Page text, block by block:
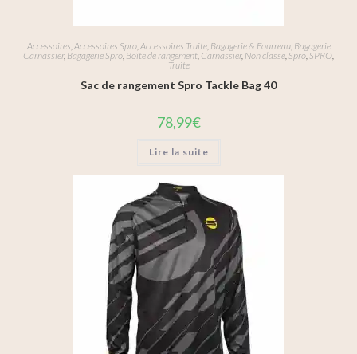
Accessoires Accessoires Spro, Accessoires Truite, Bagagerie & Fourreau, Bagagerie
Carnassier, Bagagerie Spro Boîte de rangement Carnassier, Non classé Spro SPRO
Truite
Sac de rangement Spro Tackle Bag 40
78,99€
Lire la suite